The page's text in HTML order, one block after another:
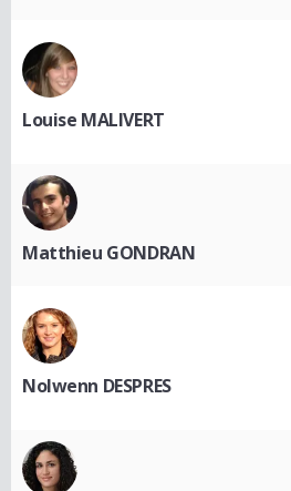
Louise MALIVERT
Matthieu GONDRAN
Nolwenn DESPRES